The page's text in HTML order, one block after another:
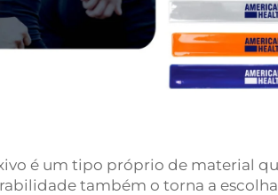
é um tipo próprio de material
também o torna a